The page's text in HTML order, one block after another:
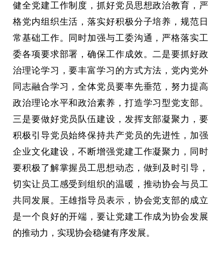
健全党建工作制度，抓好党员思想政治教育，严
格党内组织生活，落实好积极分子培养，规范日
常基础工作。同时加强与工委沟通，严格落实工
委各项要求部署，确保工作成效。二是要抓好政
治理论学习，要丰富学习的方式方法，党内党外
同志融合学习，全体党员要率先垂范，努力提高
政治理论水平和政治素养，打造学习型党支部。
三是要做好党员队伍建设，发挥支部凝聚力，要
积极引导党员始终保持共产党员的先进性，加强
企业文化建设，不断增强党建工作凝聚力，同时
要积极了解掌握员工思想动态，做到及时引导，
切实让员工感受到组织的温暖，推动协会与员工
共同发展。王雄指导员表示，协会党支部的成立
是一个良好的开端，要让党建工作成为协会发展
的推动力，实现协会稳健有序发展。